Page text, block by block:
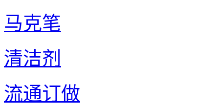
马克笔
清洁剂
流通订做